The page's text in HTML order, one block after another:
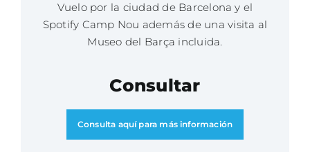
Vuelo por la ciudad de Barcelona y el
Spotify Camp Nou además de una visita al
Museo del Barça incluida.
Consultar
Consulta aquí para más información